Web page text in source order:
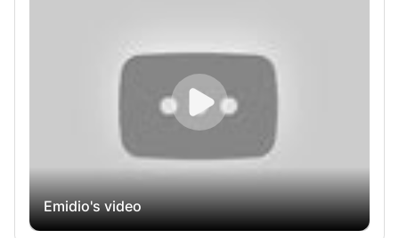
neem ik de tijd om het te leren en de les speciaal voor jou
voor te bereiden. Of, als u dat liever doet, kunt u een
begeleide introductie tot muziek volgen, waarbij u
essentiële concepten verkent aan de hand van zorgvuldig
geselecteerde luistervoorbeelden van over de hele
Emidio's video